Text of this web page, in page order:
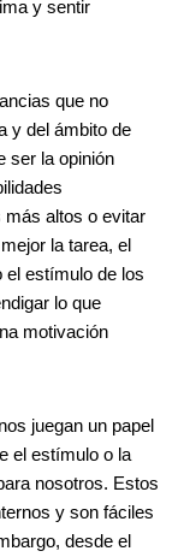
y sentir
que no
y del ámbito de
ser la opinión
más altos o evitar
la tarea, el
el estímulo de los
lo que
motivación
juegan un papel
el estímulo o la
nosotros. Estos
y son fáciles
desde el